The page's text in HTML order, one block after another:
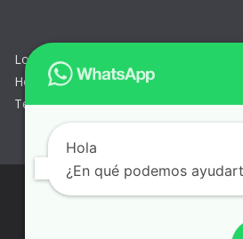
Los Geranios 285 – Dpto. 1002 – Urb.
Herrera – Trujillo – Perú
Tel: 958887651
Estudio jurídico
Hola
¿En qué podemos